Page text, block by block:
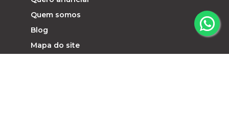
Quem somos
Blog
Mapa do site